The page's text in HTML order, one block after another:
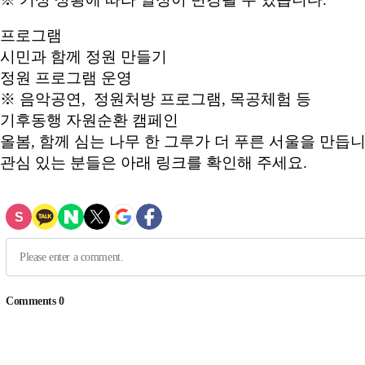
프로그램
시민과 함께 정원 만들기
정원 프로그램 운영
※ 음악공연, 정원처방 프로그램, 목공체험 등
기후동행 자원순환 캠페인
올봄, 함께 심는 나무 한 그루가 더 푸른 서울을 만듭
관심 있는 분들은 아래 링크를 확인해 주세요.